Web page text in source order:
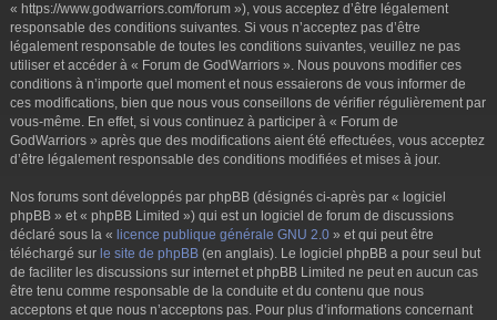
« https://www.godwarriors.com/forum »), vous acceptez d’être légalement
responsable des conditions suivantes. Si vous n’acceptez pas d’être
légalement responsable de toutes les conditions suivantes, veuillez ne pas
utiliser et accéder à « Forum de GodWarriors ». Nous pouvons modifier ces
conditions à n’importe quel moment et nous essaierons de vous informer de
ces modifications, bien que nous vous conseillons de vérifier régulièrement par
vous-même. En effet, si vous continuez à participer à « Forum de
GodWarriors » après que des modifications aient été effectuées, vous acceptez
d’être légalement responsable des conditions modifiées et mises à jour.
Nos forums sont développés par phpBB (désignés ci-après par « logiciel
phpBB » et « phpBB Limited ») qui est un logiciel de forum de discussions
déclaré sous la « licence publique générale GNU 2.0 » et qui peut être
téléchargé sur le site de phpBB (en anglais). Le logiciel phpBB a pour seul but
de faciliter les discussions sur internet et phpBB Limited ne peut en aucun cas
être tenu comme responsable de la conduite et du contenu que nous
acceptons et que nous n’acceptons pas. Pour plus d’informations concernant